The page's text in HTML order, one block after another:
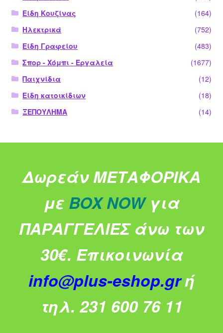
Είδη Κουζίνας
(164)
Ηλεκτρικά
(752)
Είδη Γραφείου
(483)
Σπορ - Χόμπι - Εργαλεία
(1677)
Παιχνίδια
(12)
Είδη κατοικίδιων
(18)
ΞΕΠΟΥΛΗΜΑ
(14)
Δωρεάν ΜΕΤΑΦΟΡΙΚΑ
με BOX NOW για
ΠΑΡΑΓΓΕΛΙΕΣ άνω των
30€. Επικοινωνία
info@plus-eshop.grή
τηλ. 231 600 76 11